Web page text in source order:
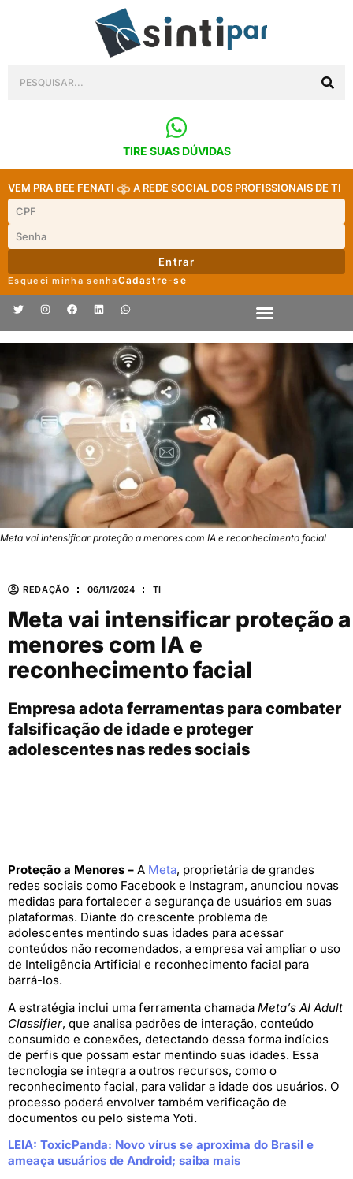
TIRE SUAS DÚVIDAS
VEM PRA BEE FENATI A REDE SOCIAL DOS PROFISSIONAIS DE TI
Entrar
Esqueci minha senhaCadastre-se
Meta vai intensificar proteção a menores com IA e reconhecimento facial
REDAÇÃO 06/11/2024 TI
Meta vai intensificar proteção a
menores com IA e
reconhecimento facial
Empresa adota ferramentas para combater
falsificação de idade e proteger
adolescentes nas redes sociais
Proteção a Menores – A Meta, proprietária de grandes
redes sociais como Facebook e Instagram, anunciou novas
medidas para fortalecer a segurança de usuários em suas
plataformas. Diante do crescente problema de
adolescentes mentindo suas idades para acessar
conteúdos não recomendados, a empresa vai ampliar o uso
de Inteligência Artificial e reconhecimento facial para
barrá-los.
A estratégia inclui uma ferramenta chamada Meta’s AI Adult
Classifier, que analisa padrões de interação, conteúdo
consumido e conexões, detectando dessa forma indícios
de perfis que possam estar mentindo suas idades. Essa
tecnologia se integra a outros recursos, como o
reconhecimento facial, para validar a idade dos usuários. O
processo poderá envolver também verificação de
documentos ou pelo sistema Yoti.
LEIA: ToxicPanda: Novo vírus se aproxima do Brasil e
ameaça usuários de Android; saiba mais